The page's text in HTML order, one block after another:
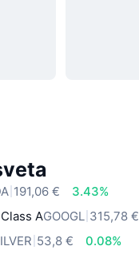
191,06 €
3.43%
AGOOGL 315,78 €
53,8 €
0.08%